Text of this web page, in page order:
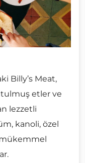
Billy’s Meat,
etler ve
lezzetli
kanoli, özel
mükemmel